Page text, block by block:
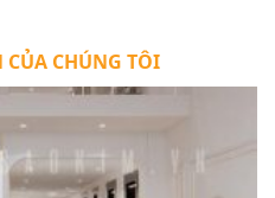
CHÚNG TÔI